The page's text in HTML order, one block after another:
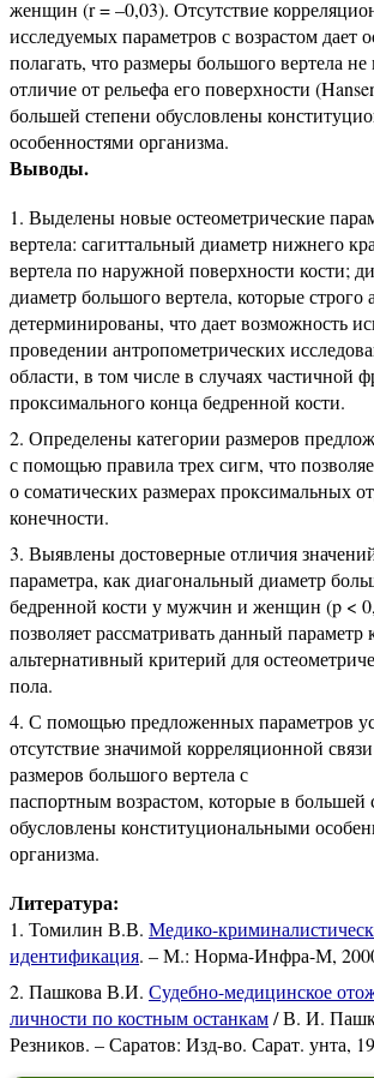
женщин (r = –0,03). Отсутствие
исследуемых параметров с возрастом дает
полагать, что размеры большого вертела
отличие от рельефа его поверхности
большей степени обусловлены
особенностями организма.
Выводы.
Выделены новые остеометрические
вертела: сагиттальный диаметр нижнего
вертела по наружной поверхности кости;
диаметр большого вертела, которые строго
детерминированы, что дает возможность
проведении антропометрических
области, в том числе в случаях частичной
проксимального конца бедренной кости.
Определены категории размеров
с помощью правила трех сигм, что
о соматических размерах проксимальных
конечности.
Выявлены достоверные отличия
параметра, как диагональный диаметр
бедренной кости у мужчин и женщин (p <
позволяет рассматривать данный параметр
альтернативный критерий для
пола.
С помощью предложенных параметров
отсутствие значимой корреляционной
размеров большого вертела с
паспортным возрастом, которые в большей
обусловлены конституциональными
организма.
Литература:
Томилин В.В. Медико-
идентификация. – М.: Норма-Инфра-М,
Пашкова В.И. Судебно-медицинское
личности по костным останкам/ В. И.
Резников. – Саратов: Изд-во. Сарат. унта,